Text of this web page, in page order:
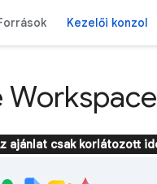
Kezelői konzol
ajánlat csak korlátozott